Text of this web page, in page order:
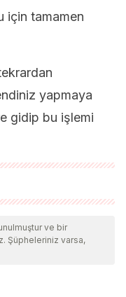
için tamamen
yapmaya
gidip bu işlemi
güvenilirliklerini,
için ekibimiz
bibliyografisi
ve bir
Şüpheleriniz varsa,